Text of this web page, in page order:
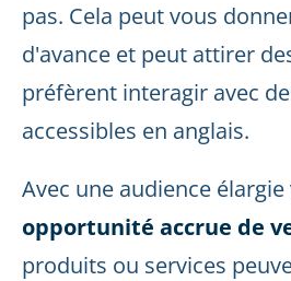
pas. Cela peut vous
d'avance et peut attirer
préfèrent interagir avec
accessibles en anglais.
Avec une audience
opportunité accrue de
produits ou services